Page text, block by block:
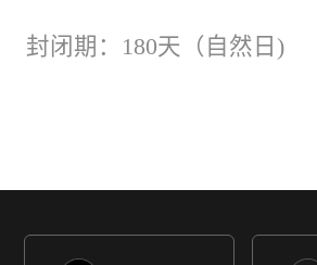
封闭期：180天（自然日)